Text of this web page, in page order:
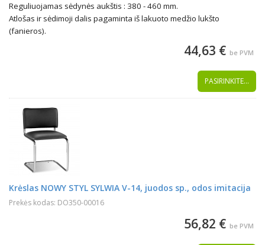
Reguliuojamas sėdynės aukštis : 380 - 460 mm.
Atlošas ir sėdimoji dalis pagaminta iš lakuoto medžio lukšto
(fanieros).
44,63 € be PVM
PASIRINKITE...
Krėslas NOWY STYL SYLWIA V-14, juodos sp., odos imitacija
Prekės kodas: DO350-00016
56,82 € be PVM